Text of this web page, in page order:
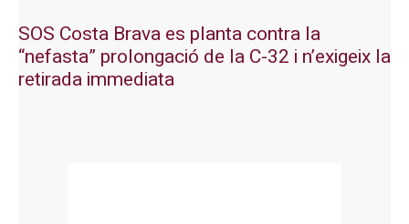
SOS Costa Brava es planta contra la
“nefasta” prolongació de la C-32 i n’exigeix la
retirada immediata